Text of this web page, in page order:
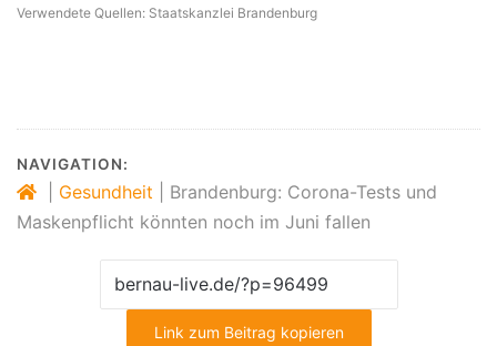
Verwendete Quellen: Staatskanzlei Brandenburg
NAVIGATION:
Gesundheit
Brandenburg: Corona-Tests und
Maskenpflicht könnten noch im Juni fallen
Link zum Beitrag kopieren